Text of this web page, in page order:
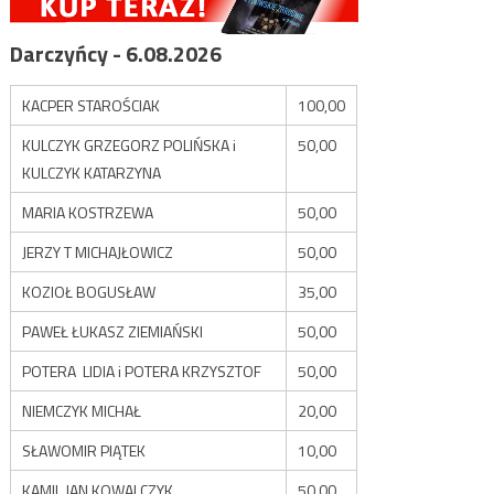
Darczyńcy - 6.08.2026
KACPER STAROŚCIAK
100,00
KULCZYK GRZEGORZ POLIŃSKA i
KULCZYK KATARZYNA
50,00
MARIA KOSTRZEWA
50,00
JERZY T MICHAJŁOWICZ
50,00
KOZIOŁ BOGUSŁAW
35,00
PAWEŁ ŁUKASZ ZIEMIAŃSKI
50,00
POTERA LIDIA i POTERA KRZYSZTOF
50,00
NIEMCZYK MICHAŁ
20,00
SŁAWOMIR PIĄTEK
10,00